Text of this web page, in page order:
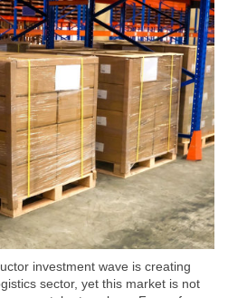
investment wave is creating
sector, yet this market is not